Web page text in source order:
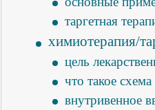
таргетная
химиотерапия/
цель
что такое
внутривенное